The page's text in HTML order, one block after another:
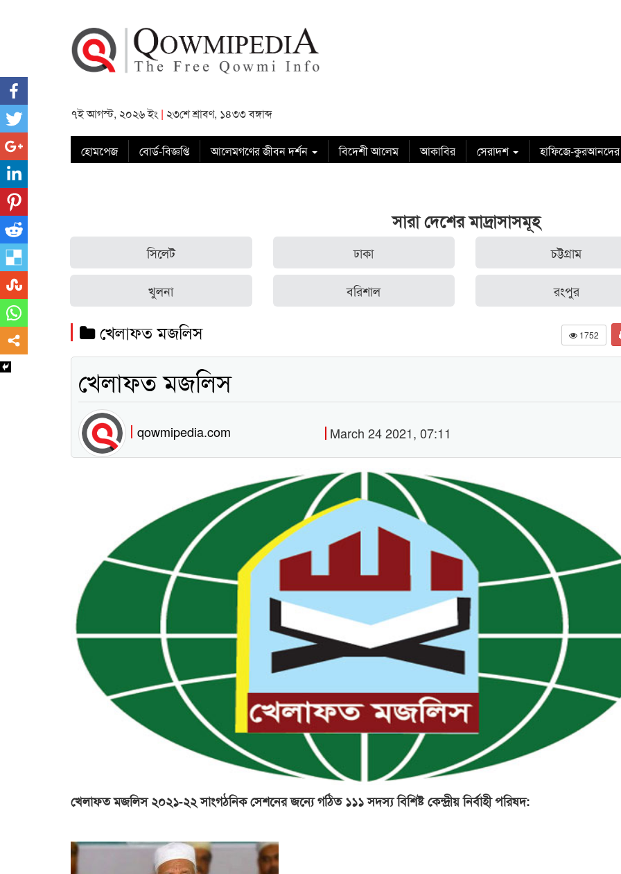
৭ই আগস্ট, ২০২৬ ইং | ২৩শে শ্রাবণ, ১৪৩৩ বঙ্গাব্দ
হোমপেজ বোর্ড-বিজ্ঞপ্তি আলেমগণের জীবন দর্শন বিদেশী আলেম আকাবির সেরাদশ হাফিজে-কুরআনদের
সারা দেশের মাদ্রাসাসমূহ
সিলেট ঢাকা চট্টগ্রাম
খুলনা বরিশাল রংপুর
খেলাফত মজলিস 1752
খেলাফত মজলিস
qowmipedia.com March 24 2021, 07:11
খেলাফত মজলিস ২০২১-২২ সাংগঠনিক সেশনের জন্যে গঠিত ১১১ সদস্য বিশিষ্ট কেন্দ্রীয় নির্বাহী পরিষদ: